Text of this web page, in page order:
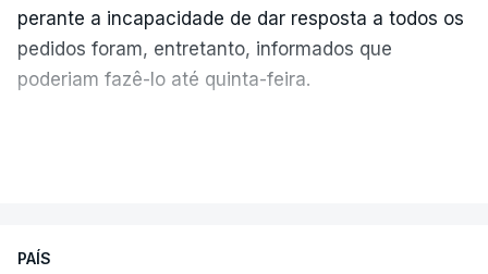
perante a incapacidade de dar resposta a todos os
pedidos foram, entretanto, informados que
poderiam fazê-lo até quinta-feira.
No domingo, estavam concluídos cerca de 50 por
PAÍS